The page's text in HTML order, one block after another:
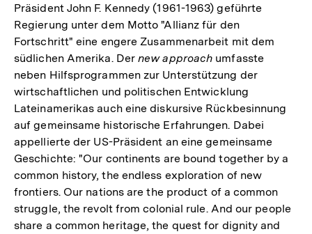
Präsident John F. Kennedy (1961-1963) geführte
Regierung unter dem Motto "Allianz für den
Fortschritt" eine engere Zusammenarbeit mit dem
südlichen Amerika. Dernew approach umfasste
neben Hilfsprogrammen zur Unterstützung der
wirtschaftlichen und politischen Entwicklung
Lateinamerikas auch eine diskursive Rückbesinnung
auf gemeinsame historische Erfahrungen. Dabei
appellierte der US-Präsident an eine gemeinsame
Geschichte: "Our continents are bound together by a
common history, the endless exploration of new
frontiers. Our nations are the product of a common
struggle, the revolt from colonial rule. And our people
share a common heritage, the quest for dignity and